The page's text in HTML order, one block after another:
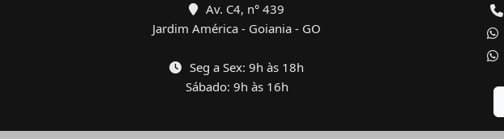
Av. C4, n° 439
Jardim América - Goiania - GO
Seg a Sex: 9h às 18h
Sábado: 9h às 16h